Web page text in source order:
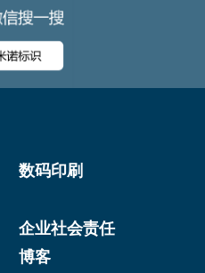
数码印刷
企业社会责任
博客